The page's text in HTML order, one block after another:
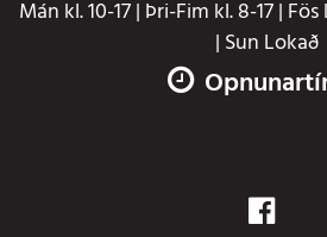
Mán kl. 10-17 | Þri-Fim kl. 8-17 |
| Sun Lokað